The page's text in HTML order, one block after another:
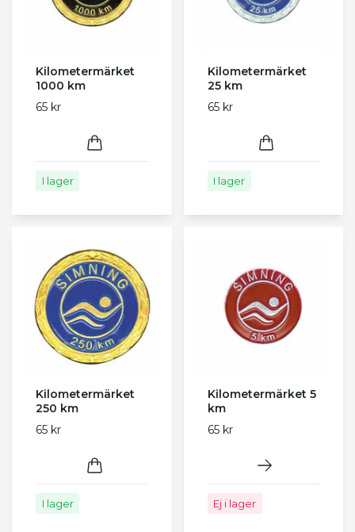
Kilometermärket
1000 km
65 kr
I lager
Kilometermärket
25 km
65 kr
I lager
Kilometermärket
250 km
65 kr
I lager
Kilometermärket 5
km
65 kr
Ej i lager